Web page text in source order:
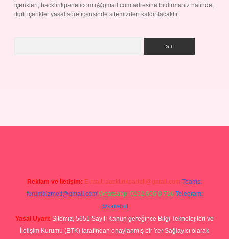
içerikleri, backlinkpanelicomtr@gmail.com adresine bildirmeniz halinde,
ilgili içerikler yasal süre içerisinde sitemizden kaldırılacaktır.
Reklam ve İletişim: E-mail: backlinkpaneli@gmail.com Teams:
forumhizmeti@gmail.com Whatsapp: 0262 606 0 726 Telegram:
@karabul
Yasal Uyarı: Sitemiz, 5651 Sayılı Kanun gereğince Bilgi Teknolojileri ve
İletişim Kurumu (BTK) tarafından onaylanmış bir Yer Sağlayıcı olarak